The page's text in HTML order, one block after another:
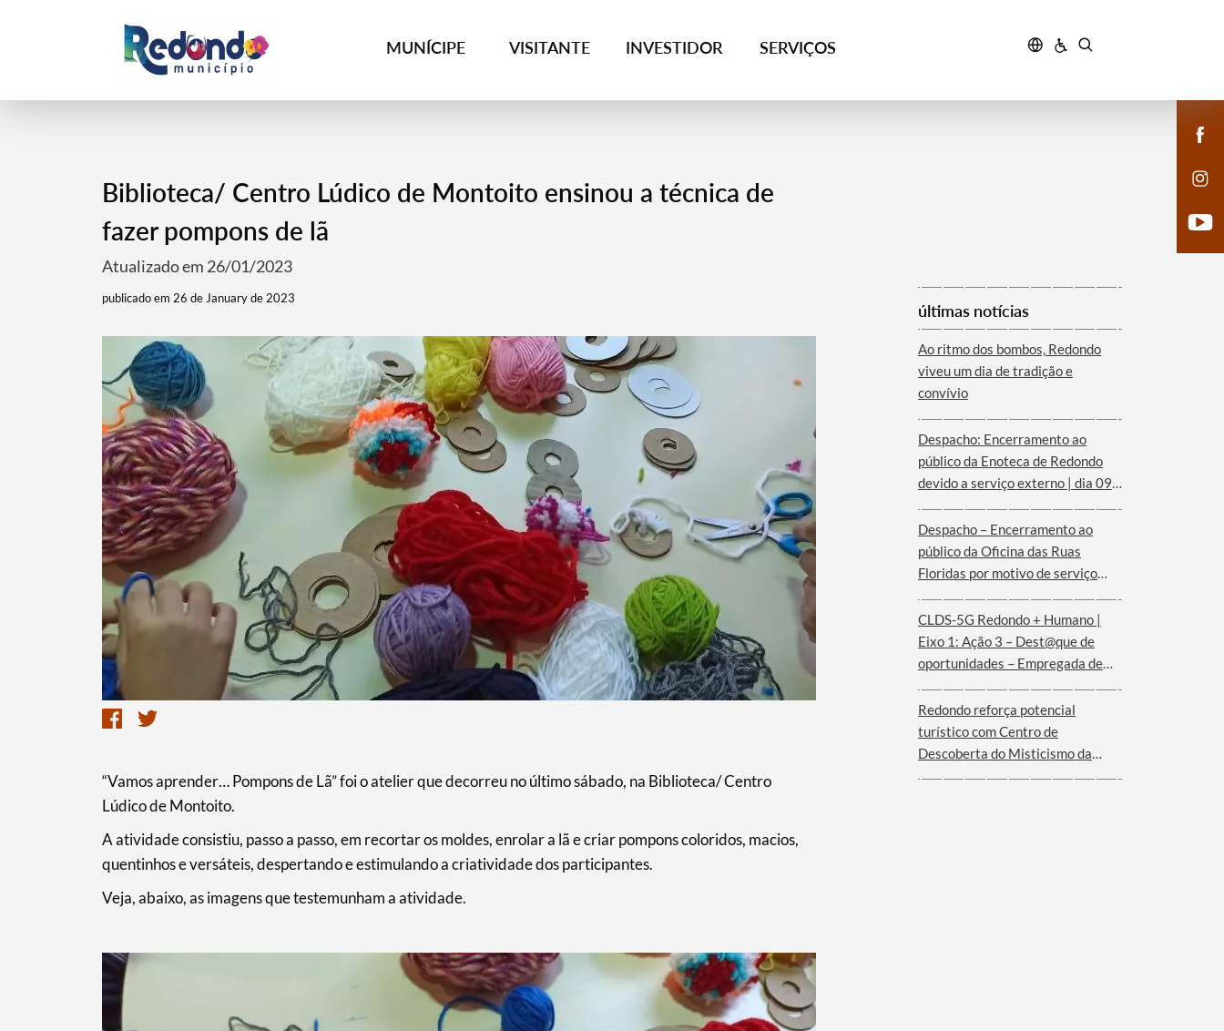
MUNÍCIPE VISITANTE INVESTIDOR SERVIÇOS
Biblioteca/ Centro Lúdico de Montoito ensinou a técnica de
fazer pompons de lã
Atualizado em 26/01/2023
publicado em 26 de January de 2023
“Vamos aprender… Pompons de Lã” foi o atelier que decorreu no último sábado, na Biblioteca/ Centro
Lúdico de Montoito.
A atividade consistiu, passo a passo, em recortar os moldes, enrolar a lã e criar pompons coloridos, macios,
quentinhos e versáteis, despertando e estimulando a criatividade dos participantes.
Veja, abaixo, as imagens que testemunham a atividade.
últimas notícias
Ao ritmo dos bombos, Redondo
viveu um dia de tradição e
convívio
Despacho: Encerramento ao
público da Enoteca de Redondo
devido a serviço externo | dia 09
Despacho – Encerramento ao
público da Oficina das Ruas
Floridas por motivo de serviço
CLDS-5G Redondo + Humano |
Eixo 1: Ação 3 – Dest@que de
oportunidades – Empregada de
Paulo – Serra d´Ossa)
Redondo reforça potencial
turístico com Centro de
Descoberta do Misticismo da
Serra d´Ossa